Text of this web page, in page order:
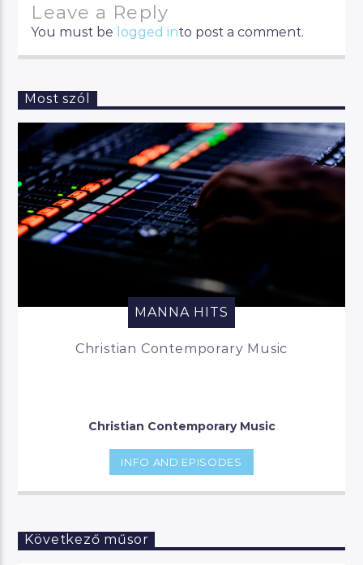
Leave a Reply
You must be logged into post a comment.
Most szól
MANNA HITS
Christian Contemporary Music
Christian Contemporary Music
INFO AND EPISODES
Következő műsor